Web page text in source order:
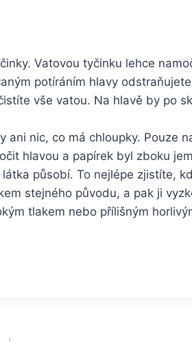
Vatovou tyčinku lehce
potíráním hlavy
vše vatou. Na hlavě by po
nic, co má chloupky. Pouze
hlavou a papírek byl zboku
působí. To nejlépe zjistíte,
stejného původu, a pak ji
tlakem nebo přílišným